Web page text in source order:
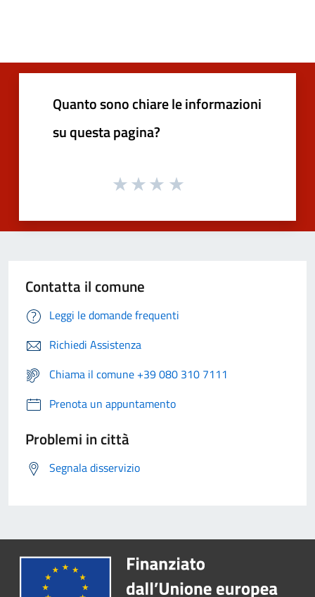
Quanto sono chiare le informazioni
su questa pagina?
Contatta il comune
Leggi le domande frequenti
Richiedi Assistenza
Chiama il comune +39 080 310 7111
Prenota un appuntamento
Problemi in città
Segnala disservizio